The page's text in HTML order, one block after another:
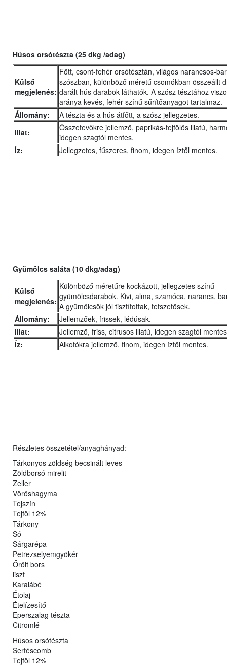
Húsos orsótészta (25 dkg /adag)
Külső
megjelenés:
Főtt, csont-fehér orsótésztán, világos narancsos-
szószban, különböző méretű csomókban összeállt
darált hús darabok láthatók. A szósz tésztához
aránya kevés, fehér színű sűrítőanyagot tartalmaz.
Állomány:
A tészta és a hús átfőtt, a szósz jellegzetes.
Illat:
Összetevőkre jellemző, paprikás-tejfölös illatú,
idegen szagtól mentes.
Íz:
Jellegzetes, fűszeres, finom, idegen íztől mentes.
Gyümölcs saláta (10 dkg/adag)
Külső
megjelenés:
Különböző méretűre kockázott, jellegzetes színű
gyümölcsdarabok. Kivi, alma, szamóca, narancs,
A gyümölcsök jól tisztítottak, tetszetősek.
Állomány:
Jellemzőek, frissek, lédúsak.
Illat:
Jellemző, friss, citrusos illatú, idegen szagtól
Íz:
Alkotókra jellemző, finom, idegen íztől mentes.
Részletes összetétel/anyaghányad:
Tárkonyos zöldség becsinált leves
Zöldborsó mirelit
Zeller
Vöröshagyma
Tejszín
Tejföl 12%
Tárkony
Só
Sárgarépa
Petrezselyemgyökér
Őrölt bors
liszt
Karalábé
Étolaj
Ételízesítő
Eperszalag tészta
Citromlé
Húsos orsótészta
Sertéscomb
Tejföl 12%